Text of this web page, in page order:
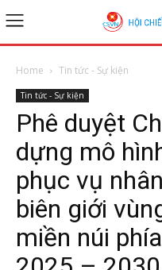
Home Tin tức - Sự kiện
Tin tức - Sự kiện
Phê duyệt
dựng mô
phục vụ
biên giới
miền núi